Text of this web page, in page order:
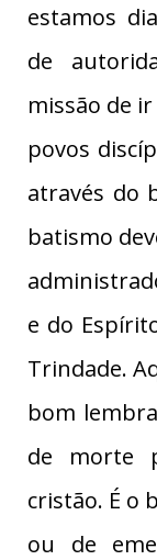
estamos
de
missão de
povos
através do
batismo
e do
Trindade.
bom
de morte
cristão. É o
ou de